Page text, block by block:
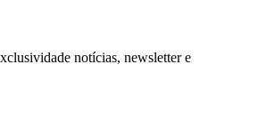
notícias, newsletter e